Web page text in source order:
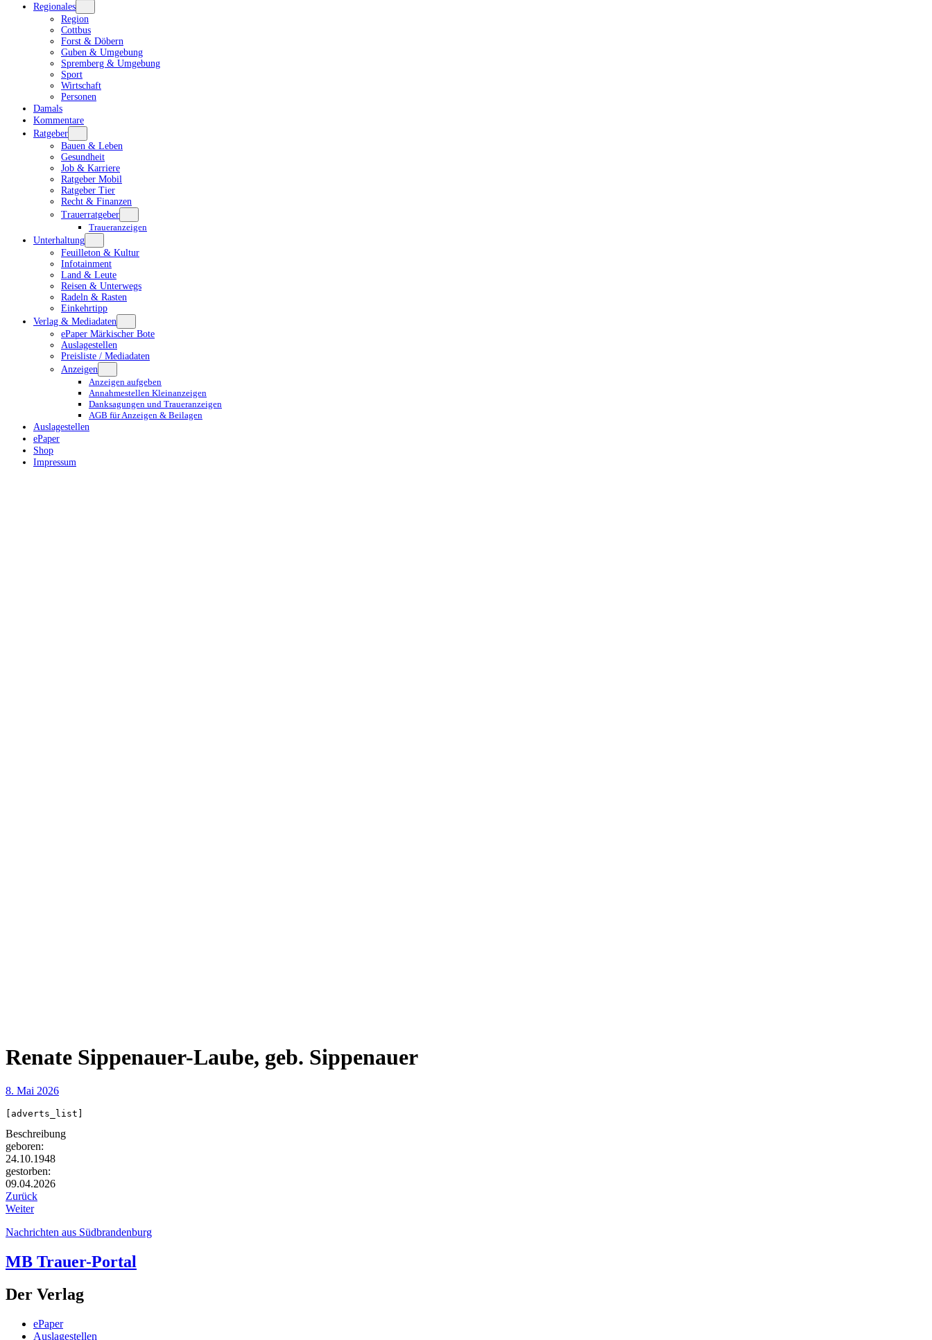
Regionales
Region
Cottbus
Forst & Döbern
Guben & Umgebung
Spremberg & Umgebung
Sport
Wirtschaft
Personen
Damals
Kommentare
Ratgeber
Bauen & Leben
Gesundheit
Job & Karriere
Ratgeber Mobil
Ratgeber Tier
Recht & Finanzen
Trauerratgeber
Traueranzeigen
Unterhaltung
Feuilleton & Kultur
Infotainment
Land & Leute
Reisen & Unterwegs
Radeln & Rasten
Einkehrtipp
Verlag & Mediadaten
ePaper Märkischer Bote
Auslagestellen
Preisliste / Mediadaten
Anzeigen
Anzeigen aufgeben
Annahmestellen Kleinanzeigen
Danksagungen und Traueranzeigen
AGB für Anzeigen & Beilagen
Auslagestellen
ePaper
Shop
Impressum
Renate Sippenauer-Laube, geb. Sippenauer
8. Mai 2026
[adverts_list]
Beschreibung
geboren:
24.10.1948
gestorben:
09.04.2026
Zurück
Weiter
Nachrichten aus Südbrandenburg
MB Trauer-Portal
Der Verlag
ePaper
Auslagestellen